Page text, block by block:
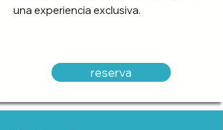
una experiencia exclusiva.
reserva